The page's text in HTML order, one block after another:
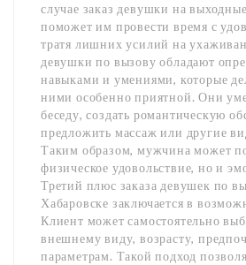
случае заказ девушки на
поможет им провести время с
тратя лишних усилий на
девушки по вызову обладают
навыками и умениями, которые
ними особенно приятной. Они
беседу, создать романтическую
предложить массаж или другие
Таким образом, мужчина может
физическое удовольствие, но и
Третий плюс заказа девушек по
Хабаровске заключается в
Клиент может самостоятельно
внешнему виду, возрасту,
параметрам. Такой подход